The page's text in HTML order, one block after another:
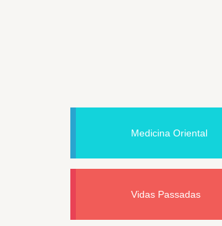
Medicina Oriental
Vidas Passadas